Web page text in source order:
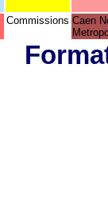
Commissions Caen